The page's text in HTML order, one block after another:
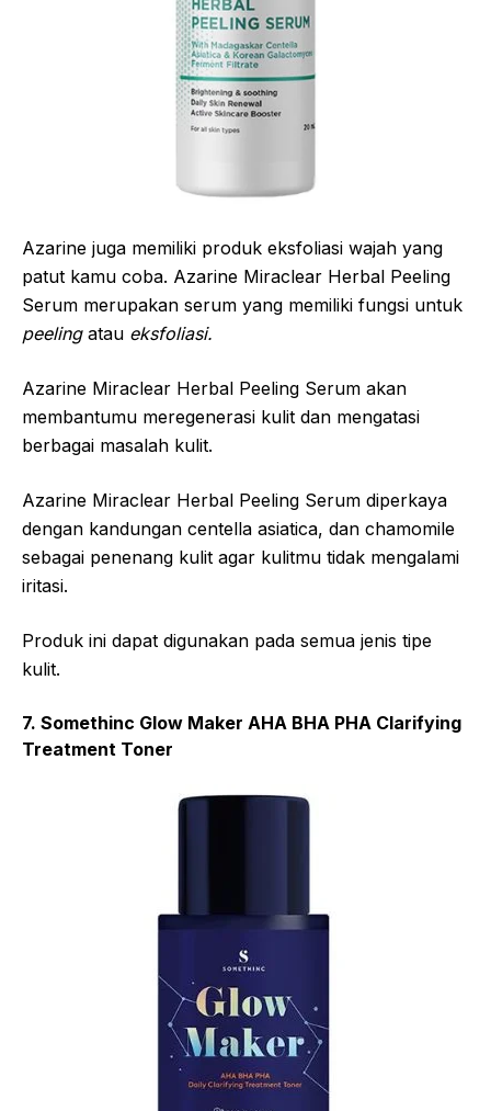
Azarine juga memiliki produk eksfoliasi wajah yang
patut kamu coba. Azarine Miraclear Herbal Peeling
Serum merupakan serum yang memiliki fungsi untuk
peeling atau eksfoliasi.
Azarine Miraclear Herbal Peeling Serum akan
membantumu meregenerasi kulit dan mengatasi
berbagai masalah kulit.
Azarine Miraclear Herbal Peeling Serum diperkaya
dengan kandungan centella asiatica, dan chamomile
sebagai penenang kulit agar kulitmu tidak mengalami
iritasi.
Produk ini dapat digunakan pada semua jenis tipe
kulit.
7. Somethinc Glow Maker AHA BHA PHA Clarifying
Treatment Toner